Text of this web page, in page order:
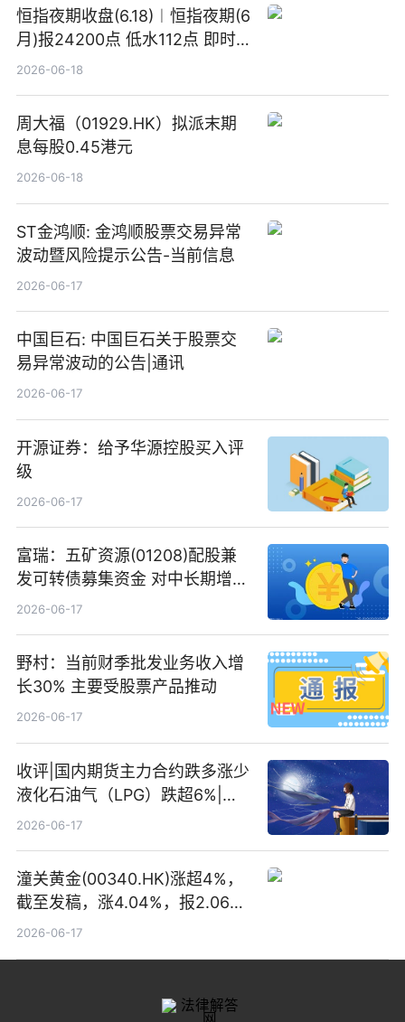
恒指夜期收盘(6.18)︱恒指夜期(6
月)报24200点 低水112点 即时
焦点
2026-06-18
周大福（01929.HK）拟派末期
息每股0.45港元
2026-06-18
ST金鸿顺: 金鸿顺股票交易异常
波动暨风险提示公告-当前信息
2026-06-17
中国巨石: 中国巨石关于股票交
易异常波动的公告|通讯
2026-06-17
开源证券：给予华源控股买入评
级
2026-06-17
富瑞：五矿资源(01208)配股兼
发可转债募集资金 对中长期增长
和战略定位正面|当前焦点
2026-06-17
野村：当前财季批发业务收入增
长30% 主要受股票产品推动
2026-06-17
收评|国内期货主力合约跌多涨少
液化石油气（LPG）跌超6%|头
条焦点
2026-06-17
潼关黄金(00340.HK)涨超4%，
截至发稿，涨4.04%，报2.06港
元，成交额369.05万港元|焦点
2026-06-17